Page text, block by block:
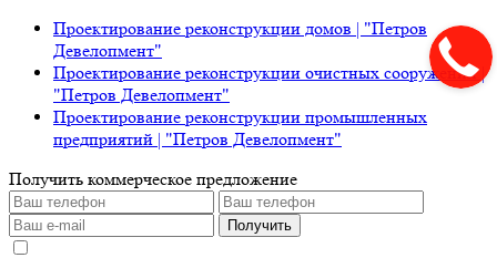
Проектирование реконструкции домов | "Петров
Девелопмент"
Проектирование реконструкции очистных сооружений |
"Петров Девелопмент"
Проектирование реконструкции промышленных
предприятий | "Петров Девелопмент"
Получить коммерческое предложение
Получить